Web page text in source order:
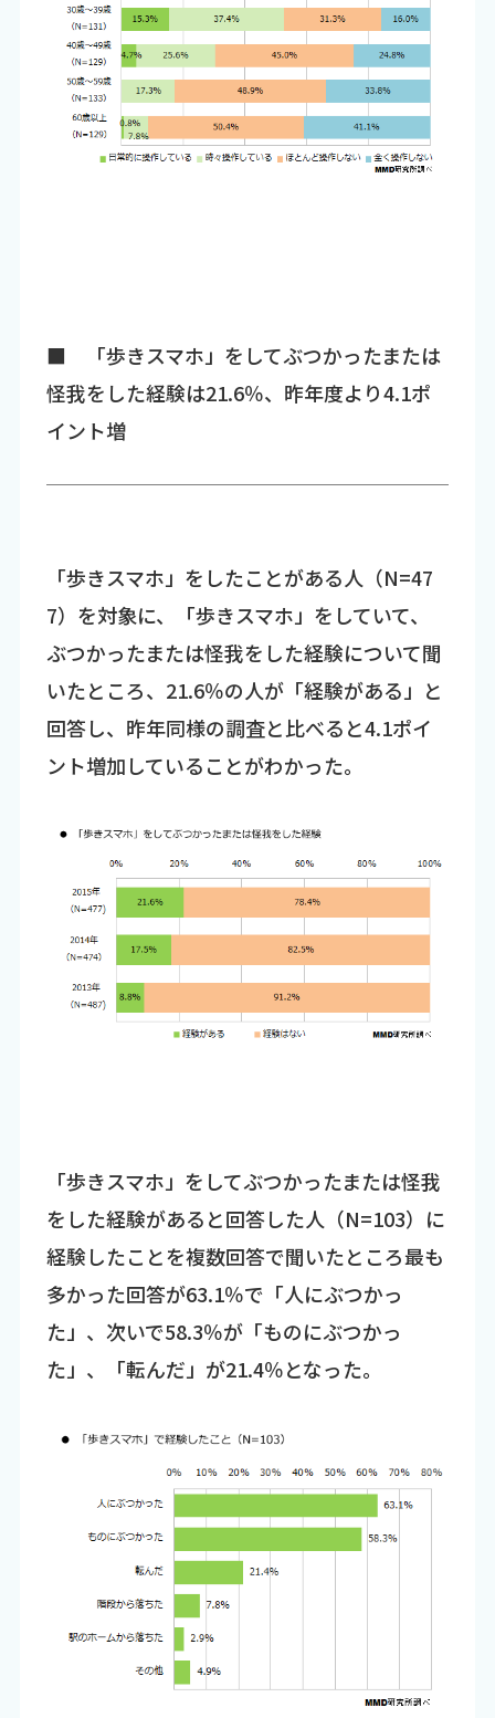
■ 「歩きスマホ」をしてぶつかったまたは
怪我をした経験は21.6％、昨年度より4.1ポ
イント増
「歩きスマホ」をしたことがある人（N=47
7）を対象に、「歩きスマホ」をしていて、
ぶつかったまたは怪我をした経験について聞
いたところ、21.6％の人が「経験がある」と
回答し、昨年同様の調査と比べると4.1ポイ
ント増加していることがわかった。
「歩きスマホ」をしてぶつかったまたは怪我
をした経験があると回答した人（N=103）に
経験したことを複数回答で聞いたところ最も
多かった回答が63.1％で「人にぶつかっ
た」、次いで58.3％が「ものにぶつかっ
た」、「転んだ」が21.4％となった。